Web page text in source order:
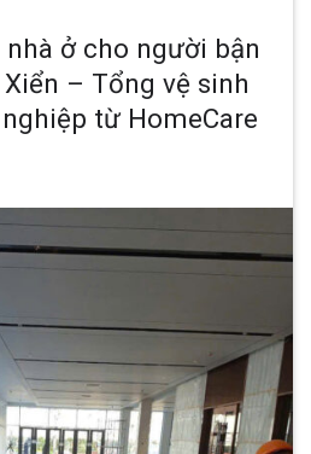
nhà ở cho người bận
– Tổng vệ sinh
từ HomeCare